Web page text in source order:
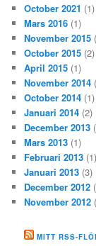
October 2021 (1)
Mars 2016 (1)
November 2015
October 2015 (2)
April 2015 (1)
November 2014
October 2014 (1)
Januari 2014 (2)
December 2013
Mars 2013 (1)
Februari 2013 (1)
Januari 2013 (3)
December 2012
November 2012
MITT RSS-